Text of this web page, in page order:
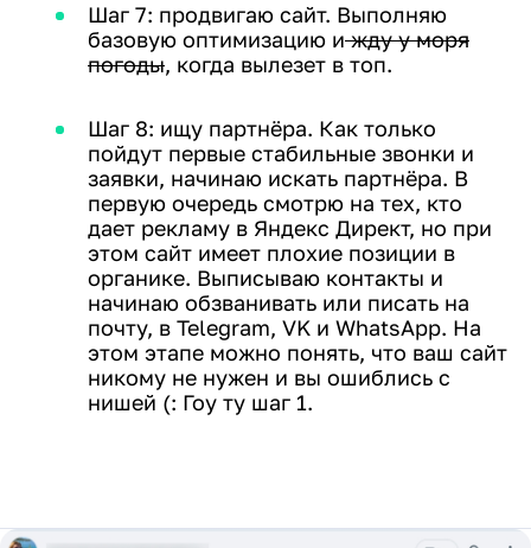
Шаг 7: продвигаю сайт. Выполняю
базовую оптимизацию ижду у моря
погоды, когда вылезет в топ.
Шаг 8: ищу партнёра. Как только
пойдут первые стабильные звонки и
заявки, начинаю искать партнёра. В
первую очередь смотрю на тех, кто
дает рекламу в Яндекс Директ, но при
этом сайт имеет плохие позиции в
органике. Выписываю контакты и
начинаю обзванивать или писать на
почту, в Telegram, VK и WhatsApp. На
этом этапе можно понять, что ваш сайт
никому не нужен и вы ошиблись с
нишей (: Гоу ту шаг 1.